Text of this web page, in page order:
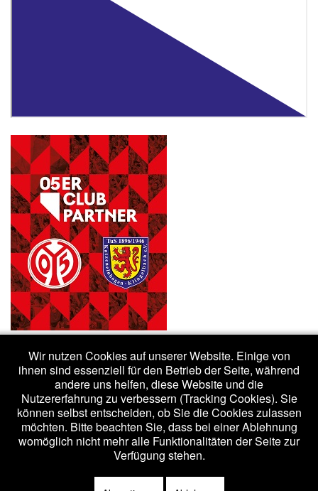
(c) 2020 - tuskk.de / Impressum/Datenschutzerklärung
Bootstrapis a front-end framework of Twitter, Inc. Code licensed under
Wir nutzen Cookies auf unserer Website. Einige von
ihnen sind essenziell für den Betrieb der Seite, während
andere uns helfen, diese Website und die
Nutzererfahrung zu verbessern (Tracking Cookies). Sie
können selbst entscheiden, ob Sie die Cookies zulassen
möchten. Bitte beachten Sie, dass bei einer Ablehnung
womöglich nicht mehr alle Funktionalitäten der Seite zur
Verfügung stehen.